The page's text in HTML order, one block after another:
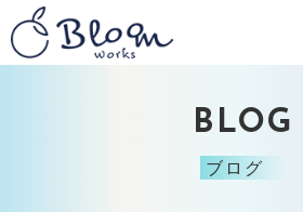
BLOG
ブログ